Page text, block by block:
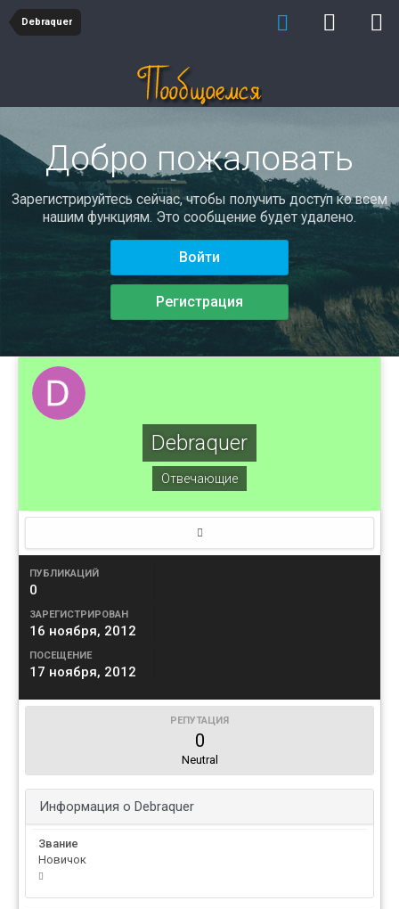
Debraquer
Добро пожаловать
Зарегистрируйтесь сейчас, чтобы получить доступ ко всем
нашим функциям. Это сообщение будет удалено.
Войти
Регистрация
Debraquer
Отвечающие
ПУБЛИКАЦИЙ
0
ЗАРЕГИСТРИРОВАН
16 ноября, 2012
ПОСЕЩЕНИЕ
17 ноября, 2012
РЕПУТАЦИЯ
0
Neutral
Информация о Debraquer
Звание
Новичок